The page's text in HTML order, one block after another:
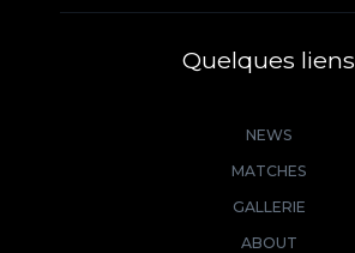
Quelques liens
NEWS
MATCHES
GALLERIE
ABOUT